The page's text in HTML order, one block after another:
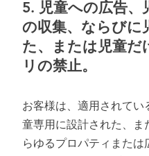
5. 児童への広告、
の収集、ならびに
た、または児童だ
リの禁止。
お客様は、適用されてい
童専用に設計された、ま
らゆるプロパティまたは